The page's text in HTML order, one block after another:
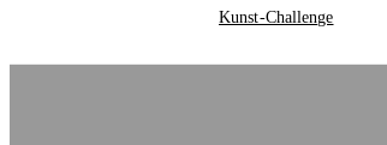
Kunst-Challenge